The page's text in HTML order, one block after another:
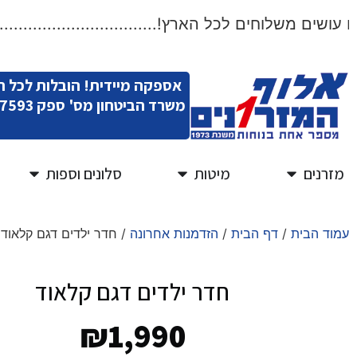
עושים משלוחים לכל
אספקה מיידית! הובלות לכל
משרד הביטחון מס' ספק 11007593
מזרנים מיטות סלונים וספות
עמוד הבית / דף הבית / הזדמנות אחרונה / חדר ילדים דגם קלאוד
חדר ילדים דגם קלאוד
₪1,990